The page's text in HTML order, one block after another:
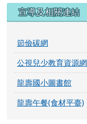
宣導及相關連結
節儉碳網
公視兒少教育資源網
龍壽國小圖書館
龍壽午餐(食材平臺)